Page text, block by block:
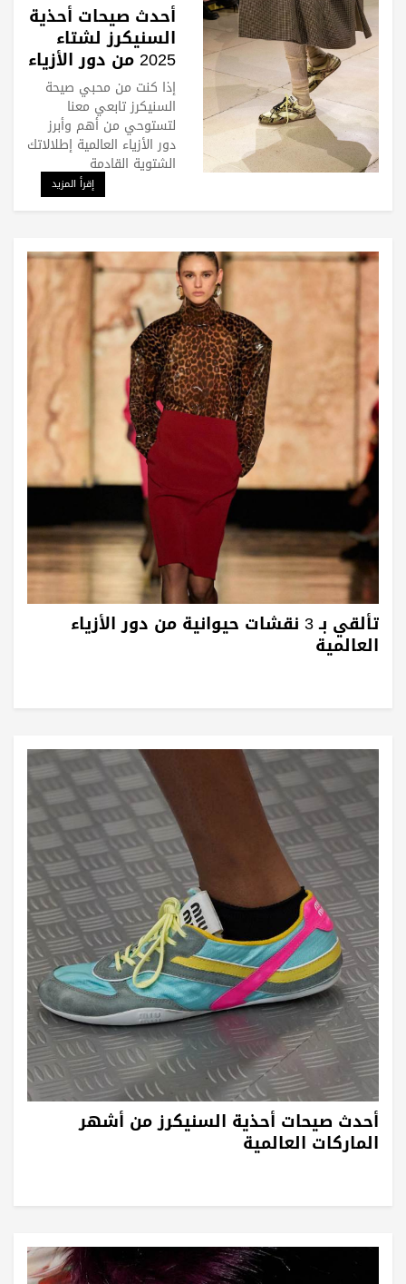
أحدث صيحات أحذية
السنيكرز لشتاء
2025 من دور الأزياء
العالمية
إذا كنت من محبي صيحة
السنيكرز تابعي معنا
لتستوحي من أهم وأبرز
دور الأزياء العالمية إطلالاتك
الشتوية القادمة
إقرأ المزيد
تألقي بـ 3 نقشات حيوانية من دور الأزياء
العالمية
أحدث صيحات أحذية السنيكرز من أشهر
الماركات العالمية